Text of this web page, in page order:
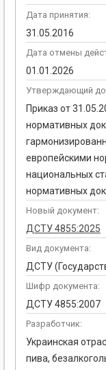
Дата принятия:
31.05.2016
Дата отмены
01.01.2026
Утверждающий
Приказ от
нормативных
европейскими
национальных
нормативных
Новый документ:
ДСТУ 4855:2025
Вид документа:
ДСТУ
Шифр документа:
ДСТУ 4855:2007
Разработчик:
Украинская
пива,